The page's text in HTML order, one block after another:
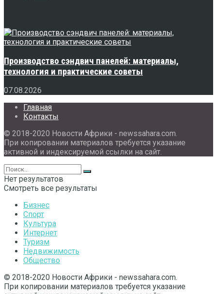
Производство сэндвич панелей: материалы,
технология и практические советы
07.08.2026
Главная
Контакты
© 2018-2020 Новости Африки - newssahara.com.
При копировании материалов требуется указание
активной и индексируемой ссылки на сайт.
Нет результатов
Смотреть все результаты
Бизнес
Спорт
Культура
Интернет
Туризм
Недвижимость
Общество
© 2018-2020 Новости Африки - newssahara.com.
При копировании материалов требуется указание